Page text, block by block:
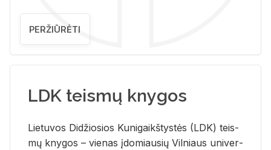
PERŽIŪRĖTI
LDK teismų knygos
Lie­tu­vos Di­džio­sios Ku­ni­gaikš­tys­tės (LDK) teis­
mų kny­gos – vie­nas įdo­miau­sių Vil­niaus uni­ver­